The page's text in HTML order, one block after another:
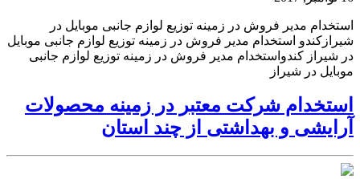
استخدام مدیر فروش در زمینه توزیع لوازم جانبی موبایل در
شیرازکندو استخدام مدیر فروش در زمینه توزیع لوازم جانبی موبایل
در شیراز کندواستخدام مدیر فروش در زمینه توزیع لوازم جانبی
موبایل در شیراز
استخدام شرکت معتبر در زمینه محصولات
آرایشی و بهداشتی از چند استان